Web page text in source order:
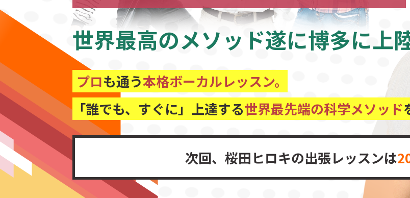
世界最高のメソッド遂に博多に上
プロも通う本格ボーカルレッスン。
「誰でも、すぐに」上達する世界最先端の科学メソッド
次回、桜田ヒロキの出張レッスンは